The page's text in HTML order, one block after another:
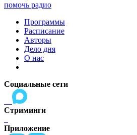
помочь радио
Программы
Расписание
Авторы
Дело дня
О нас
Социальные сети
Стриминги
Приложение